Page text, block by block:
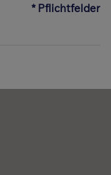
* Pflichtfelder